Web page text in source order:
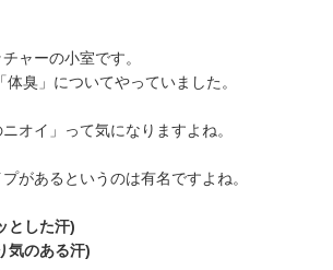
ャーの小室です。
臭」についてやっていました。
オイ」って気になりますよね。
があるというのは有名ですよね。
とした汗)
気のある汗)